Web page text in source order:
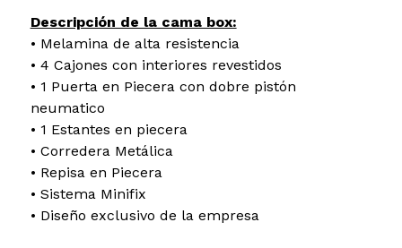
Descripción de la cama box:
• Melamina de alta resistencia
• 4 Cajones con interiores revestidos
• 1 Puerta en Piecera con dobre pistón
neumatico
• 1 Estantes en piecera
• Corredera Metálica
• Repisa en Piecera
• Sistema Minifix
• Diseño exclusivo de la empresa